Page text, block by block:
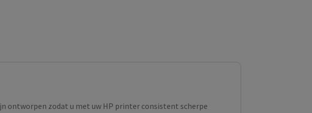
ontworpen zodat u met uw HP printer consistent scherpe